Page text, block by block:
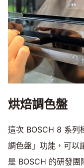
烘焙調色盤
這次 BOSCH 8 系列
調色盤」功能，可以
是 BOSCH 的研發